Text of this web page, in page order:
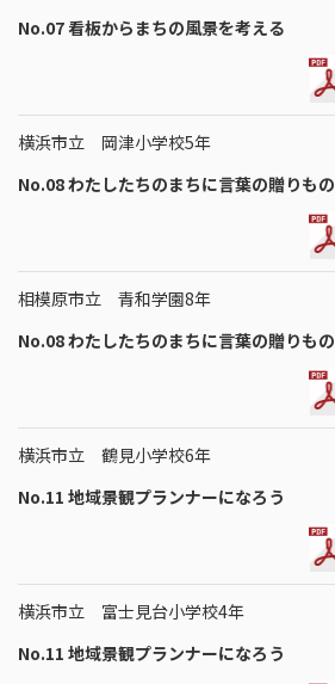
No.07 看板からまちの風景を考える
横浜市立 岡津小学校5年
No.08 わたしたちのまちに言葉の贈りもの
相模原市立 青和学園8年
No.08 わたしたちのまちに言葉の贈りもの
横浜市立 鶴見小学校6年
No.11 地域景観プランナーになろう
横浜市立 富士見台小学校4年
No.11 地域景観プランナーになろう